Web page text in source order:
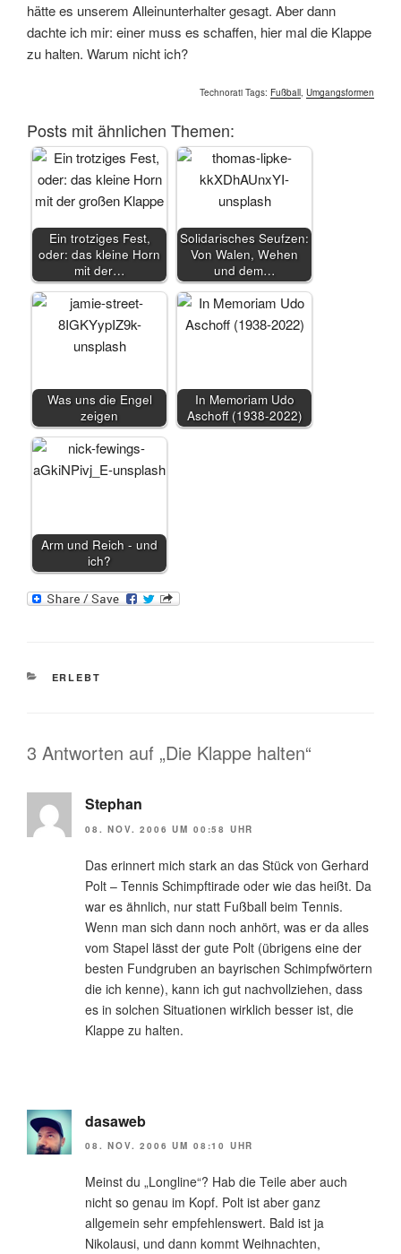
hätte es unserem Alleinunterhalter gesagt. Aber dann
dachte ich mir: einer muss es schaffen, hier mal die Klappe
zu halten. Warum nicht ich?
Technorati Tags: Fußball Umgangsformen
Posts mit ähnlichen Themen:
Ein trotziges Fest,
oder: das kleine Horn
mit der…
Solidarisches Seufzen:
Von Walen, Wehen
und dem…
Was uns die Engel
zeigen
In Memoriam Udo
Aschoff (1938-2022)
Arm und Reich - und
ich?
KATEGORIEN
ERLEBT
3 Antworten auf „Die Klappe halten“
Stephan
08. NOV. 2006 UM 00:58 UHR
Das erinnert mich stark an das Stück von Gerhard
Polt – Tennis Schimpftirade oder wie das heißt. Da
war es ähnlich, nur statt Fußball beim Tennis.
Wenn man sich dann noch anhört, was er da alles
vom Stapel lässt der gute Polt (übrigens eine der
besten Fundgruben an bayrischen Schimpfwörtern
die ich kenne), kann ich gut nachvollziehen, dass
es in solchen Situationen wirklich besser ist, die
Klappe zu halten.
dasaweb
08. NOV. 2006 UM 08:10 UHR
Meinst du „Longline“? Hab die Teile aber auch
nicht so genau im Kopf. Polt ist aber ganz
allgemein sehr empfehlenswert. Bald ist ja
Nikolausi, und dann kommt Weihnachten,